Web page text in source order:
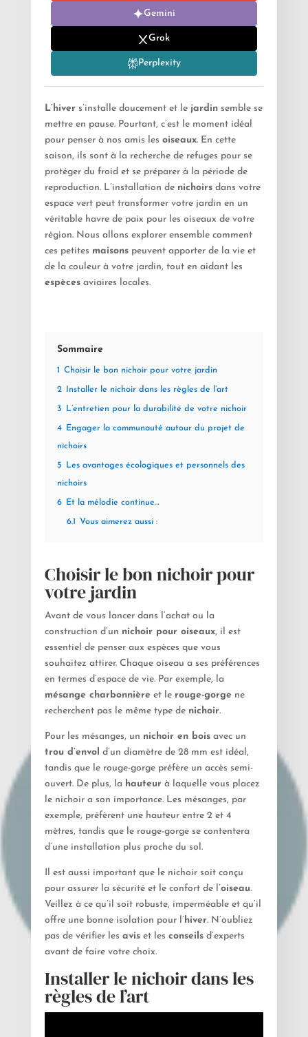
Gemini
Grok
Perplexity
L’hivers’installe doucement et le jardinsemble se
mettre en pause. Pourtant, c’est le moment idéal
pour penser à nos amis les oiseaux. En cette
saison, ils sont à la recherche de refuges pour se
protéger du froid et se préparer à la période de
reproduction. L’installation de nichoirsdans votre
espace vert peut transformer votre jardin en un
véritable havre de paix pour les oiseaux de votre
région. Nous allons explorer ensemble comment
ces petites maisonspeuvent apporter de la vie et
de la couleur à votre jardin, tout en aidant les
espècesaviaires locales.
Sommaire
1 Choisir le bon nichoir pour votre jardin
2 Installer le nichoir dans les règles de l’art
3 L’entretien pour la durabilité de votre nichoir
4 Engager la communauté autour du projet de
nichoirs
5 Les avantages écologiques et personnels des
nichoirs
6 Et la mélodie continue…
6.1 Vous aimerez aussi :
Choisir le bon nichoir pour
votre jardin
Avant de vous lancer dans l’achat ou la
construction d’un nichoir pour oiseaux, il est
essentiel de penser aux espèces que vous
souhaitez attirer. Chaque oiseau a ses préférences
en termes d’espace de vie. Par exemple, la
mésange charbonnière et le rouge-gorge ne
recherchent pas le même type de nichoir.
Pour les mésanges, un nichoir en boisavec un
trou d’envol d’un diamètre de 28 mm est idéal,
tandis que le rouge-gorge préfère un accès semi-
ouvert. De plus, la hauteurà laquelle vous placez
le nichoir a son importance. Les mésanges, par
exemple, préfèrent une hauteur entre 2 et 4
mètres, tandis que le rouge-gorge se contentera
d’une installation plus proche du sol.
Il est aussi important que le nichoir soit conçu
pour assurer la sécurité et le confort de l’oiseau.
Veillez à ce qu’il soit robuste, imperméable et qu’il
offre une bonne isolation pour l’ hiver. N’oubliez
pas de vérifier les aviset les conseilsd’experts
avant de faire votre choix.
Installer le nichoir dans les
règles de l’art